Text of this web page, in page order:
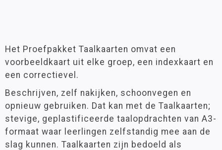
Het Proefpakket Taalkaarten omvat een
voorbeeldkaart uit elke groep, een indexkaart en
een correctievel.
Beschrijven, zelf nakijken, schoonvegen en
opnieuw gebruiken. Dat kan met de Taalkaarten;
stevige, geplastificeerde taalopdrachten van A3-
formaat waar leerlingen zelfstandig mee aan de
slag kunnen. Taalkaarten zijn bedoeld als